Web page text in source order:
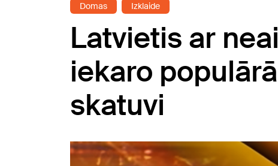
Domas Izklaide
Latvietis ar
iekaro
skatuvi